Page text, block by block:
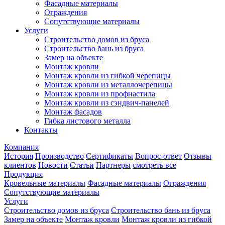
Фасадные материалы
Ограждения
Сопутствующие материалы
Услуги
Строительство домов из бруса
Строительство бань из бруса
Замер на объекте
Монтаж кровли
Монтаж кровли из гибкой черепицы
Монтаж кровли из металлочерепицы
Монтаж кровли из профнастила
Монтаж кровли из сэндвич-панелей
Монтаж фасадов
Гибка листового металла
Контакты
Компания
История Производство Сертификаты Вопрос-ответ Отзывы
клиентов Новости Статьи Партнеры смотреть все
Продукция
Кровельные материалы Фасадные материалы Ограждения
Сопутствующие материалы
Услуги
Строительство домов из бруса Строительство бань из бруса
Замер на объекте Монтаж кровли Монтаж кровли из гибкой